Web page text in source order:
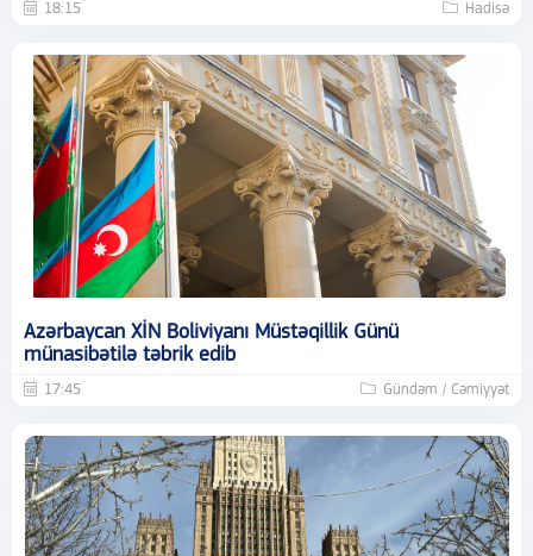
18:15 Hadisə
Azərbaycan XİN Boliviyanı Müstəqillik Günü
münasibətilə təbrik edib
17:45 Gündəm / Cəmiyyət